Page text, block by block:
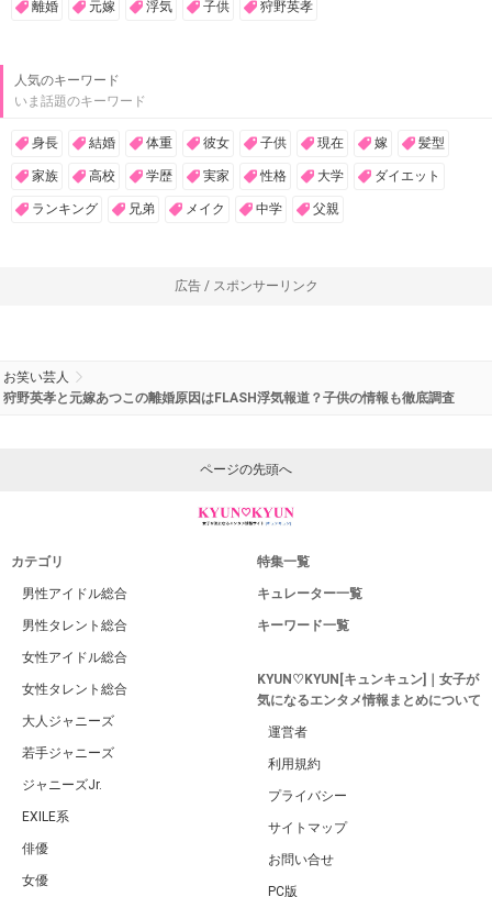
離婚 元嫁 浮気 子供 狩野英孝
人気のキーワード
いま話題のキーワード
身長 結婚 体重 彼女 子供 現在 嫁 髪型
家族 高校 学歴 実家 性格 大学 ダイエット
ランキング 兄弟 メイク 中学 父親
広告 / スポンサーリンク
お笑い芸人
狩野英孝と元嫁あつこの離婚原因はFLASH浮気報道？子供の情報も徹底調査
ページの先頭へ
カテゴリ
男性アイドル総合
男性タレント総合
女性アイドル総合
女性タレント総合
大人ジャニーズ
若手ジャニーズ
ジャニーズJr.
EXILE系
俳優
女優
特集一覧
キュレーター一覧
キーワード一覧
KYUN♡KYUN[キュンキュン]｜女子が
気になるエンタメ情報まとめについて
運営者
利用規約
プライバシー
サイトマップ
お問い合せ
PC版